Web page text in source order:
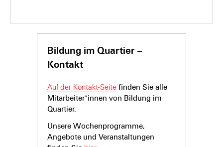
Bildung im Quartier –
Kontakt
Auf der Kontakt-Seite finden Sie alle
Mitarbeiter*innen von Bildung im
Quartier.
Unsere Wochenprogramme,
Angebote und Veranstaltungen